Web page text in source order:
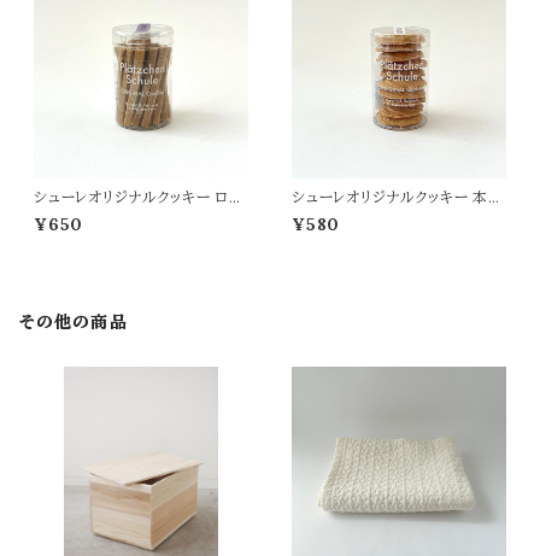
シューレオリジナルクッキー ロー
ズマリー
¥650
シューレオリジナルクッキー 本鷹
チーズ
¥580
その他の商品